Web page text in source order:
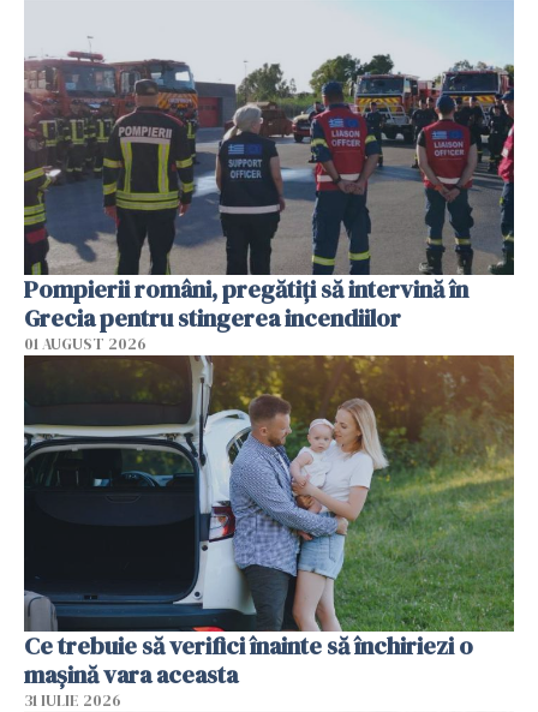
Pompierii români, pregătiţi să intervină în
Grecia pentru stingerea incendiilor
01 AUGUST 2026
Ce trebuie să verifici înainte să închiriezi o
mașină vara aceasta
31 IULIE 2026